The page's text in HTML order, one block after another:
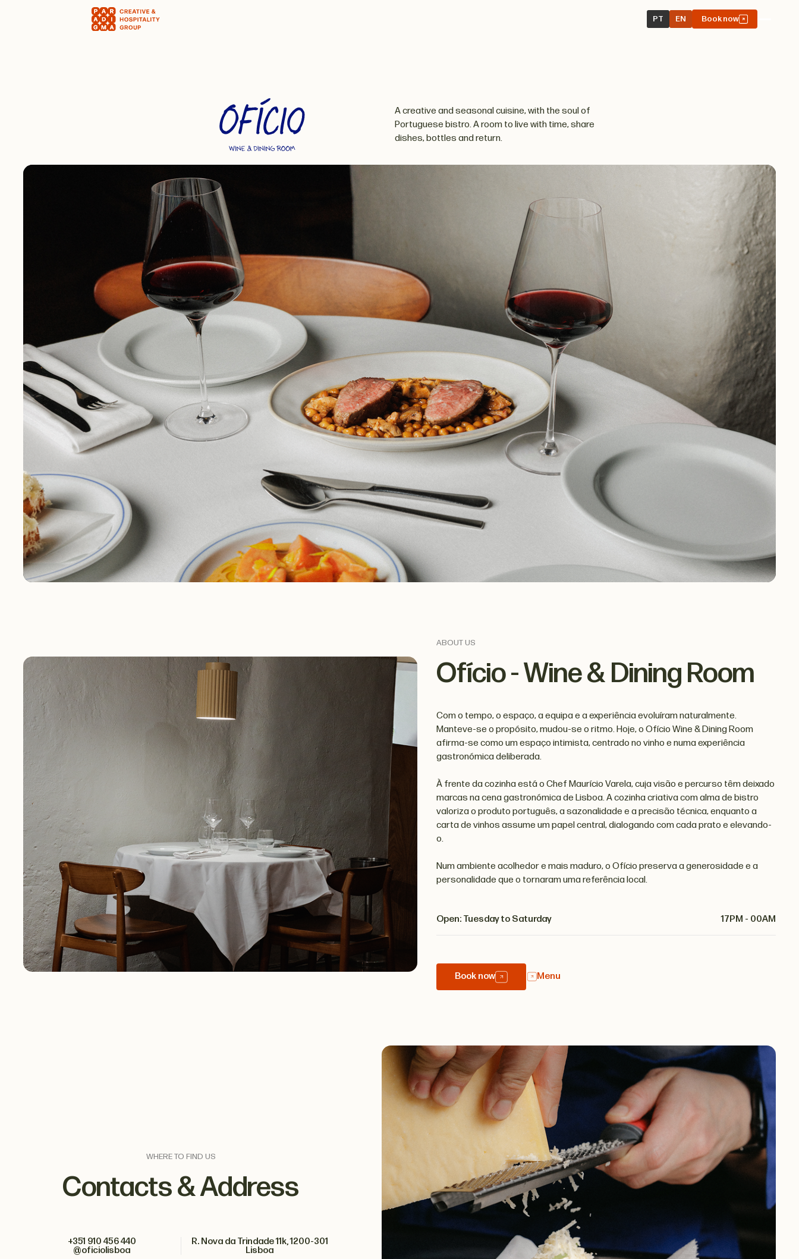
PT EN Book now
A creative and seasonal cuisine, with the soul of
Portuguese bistro. A room to live with time, share
dishes, bottles and return.
ABOUT US
Ofício - Wine & Dining Room
Com o tempo, o espaço, a equipa e a experiência evoluíram naturalmente.
Manteve-se o propósito, mudou-se o ritmo. Hoje, o Ofício Wine & Dining Room
afirma-se como um espaço intimista, centrado no vinho e numa experiência
gastronómica deliberada.
À frente da cozinha está o Chef Maurício Varela, cuja visão e percurso têm deixado
marcas na cena gastronómica de Lisboa. A cozinha criativa com alma de bistro
valoriza o produto português, a sazonalidade e a precisão técnica, enquanto a
carta de vinhos assume um papel central, dialogando com cada prato e elevando-
o.
Num ambiente acolhedor e mais maduro, o Ofício preserva a generosidade e a
personalidade que o tornaram uma referência local.
Open: Tuesday to Saturday 17PM - 00AM
Book now Menu
WHERE TO FIND US
Contacts & Address
+351 910 456 440
@oficiolisboa
R. Nova da Trindade 11k, 1200-301
Lisboa